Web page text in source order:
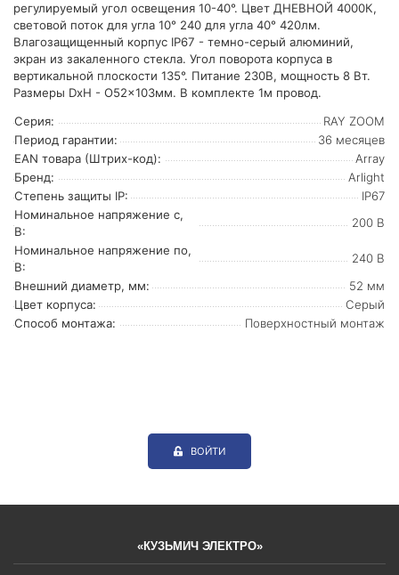
регулируемый угол освещения 10-40°. Цвет ДНЕВНОЙ 4000К,
световой поток для угла 10° 240 для угла 40° 420лм.
Влагозащищенный корпус IP67 - темно-серый алюминий,
экран из закаленного стекла. Угол поворота корпуса в
вертикальной плоскости 135°. Питание 230В, мощность 8 Вт.
Размеры DxH - O52x103мм. В комплекте 1м провод.
Серия:
RAY ZOOM
Период гарантии:
36 месяцев
EAN товара (Штрих-код):
Array
Бренд:
Arlight
Степень защиты IP:
IP67
Номинальное напряжение с,
В:
200 В
Номинальное напряжение по,
В:
240 В
Внешний диаметр, мм:
52 мм
Цвет корпуса:
Серый
Способ монтажа:
Поверхностный монтаж
ВОЙТИ
«КУЗЬМИЧ ЭЛЕКТРО»